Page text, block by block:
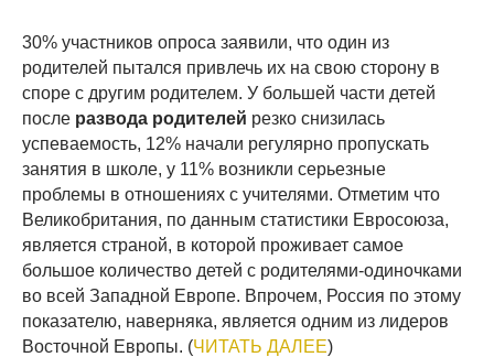
30% участников опроса заявили, что один из
родителей пытался привлечь их на свою сторону в
споре с другим родителем. У большей части детей
после развода родителей резко снизилась
успеваемость, 12% начали регулярно пропускать
занятия в школе, у 11% возникли серьезные
проблемы в отношениях с учителями. Отметим что
Великобритания, по данным статистики Евросоюза,
является страной, в которой проживает самое
большое количество детей с родителями-одиночками
во всей Западной Европе. Впрочем, Россия по этому
показателю, наверняка, является одним из лидеров
Восточной Европы. (ЧИТАТЬ ДАЛЕЕ)